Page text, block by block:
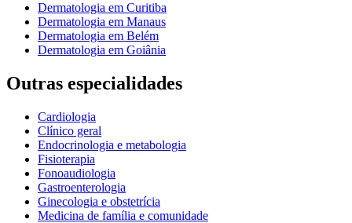
Dermatologia em Curitiba
Dermatologia em Manaus
Dermatologia em Belém
Dermatologia em Goiânia
Outras especialidades
Cardiologia
Clínico geral
Endocrinologia e metabologia
Fisioterapia
Fonoaudiologia
Gastroenterologia
Ginecologia e obstetrícia
Medicina de família e comunidade